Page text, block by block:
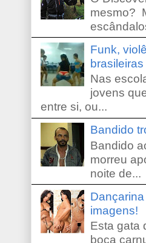
mesmo?
Funk,
brasileiras
Nas
jovens
entre si, ou...
Bandido
Bandido
morreu
noite de...
imagens!
Esta gata
boca